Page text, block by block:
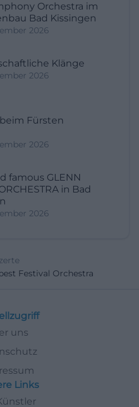
Orchestra im
Bad Kissingen
2026
Klänge
2026
Fürsten
2026
famous GLENN
in Bad
2026
Festival Orchestra
uns
Links